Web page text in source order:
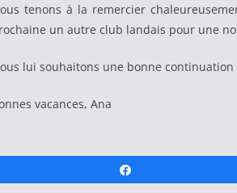
tenons à la remercier
un autre club landais pour une
lui souhaitons une bonne
vacances, Ana